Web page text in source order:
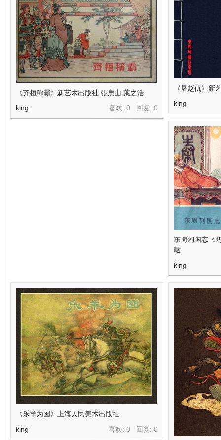
《齐桓称霸》新艺术出版社 張鹿山 葉之浩
喜欢: 0 回复: 0
king
《屠赵仇》新
king
东周列国志《
曦
king
《乐羊为国》上海人民美术出版社
喜欢: 0 回复: 0
king